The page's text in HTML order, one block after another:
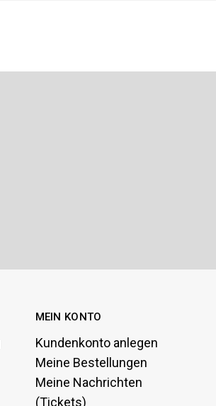
MEIN KONTO
Kundenkonto anlegen
Meine Bestellungen
Meine Nachrichten
(Tickets)